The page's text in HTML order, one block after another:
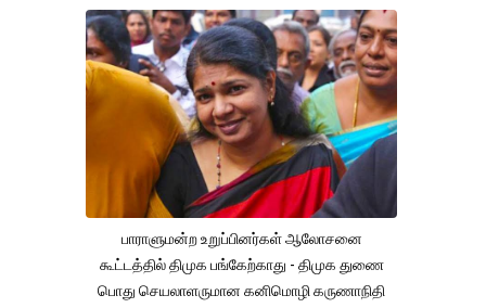
பாராளுமன்ற உறுப்பினர்கள் ஆலோசனை
கூட்டத்தில் திமுக பங்கேற்காது - திமுக துணை
பொது செயலாளருமான கனிமொழி கருணாநிதி